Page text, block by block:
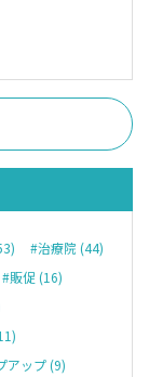
#治療院 (44)
#販促 (16)
アップ (9)